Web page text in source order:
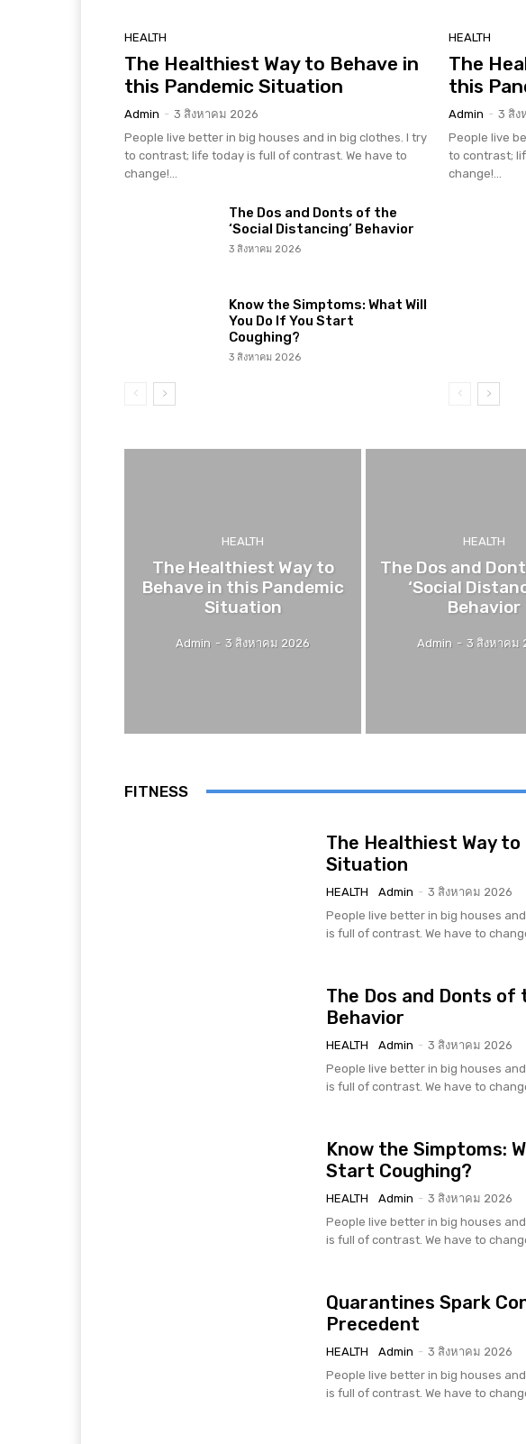
HEALTH
The Healthiest Way to Behave in
this Pandemic Situation
Admin - 3 สิงหาคม 2026
People live better in big houses and in big clothes. I try
to contrast; life today is full of contrast. We have to
change!...
The Dos and Donts of the
‘Social Distancing’ Behavior
3 สิงหาคม 2026
Know the Simptoms: What Will
You Do If You Start
Coughing?
3 สิงหาคม 2026
HEALTH
The
this
Admin - 3 สิง
People live
to contrast;
change!...
HEALTH
The Healthiest Way to
Behave in this Pandemic
Situation
Admin - 3 สิงหาคม 2026
HEALTH
The Dos and
‘Social
Behavior
Admin - 3 สิงหาคม
FITNESS
The Healthiest Way
Situation
HEALTH Admin - 3 สิงหาคม 2026
People live better in big houses
is full of contrast. We have to
The Dos and Donts of
Behavior
HEALTH Admin - 3 สิงหาคม 2026
People live better in big houses
is full of contrast. We have to
Know the Simptoms:
Start Coughing?
HEALTH Admin - 3 สิงหาคม 2026
People live better in big houses
is full of contrast. We have to
Quarantines Spark
Precedent
HEALTH Admin - 3 สิงหาคม 2026
People live better in big houses
is full of contrast. We have to